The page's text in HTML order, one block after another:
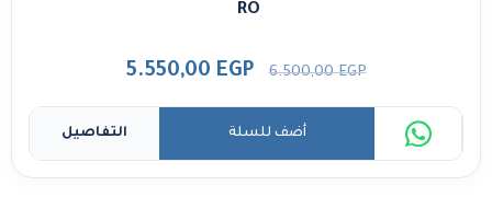
RO
6.500,00EGP
5.550,00 EGP
التفاصيل أضف للسلة